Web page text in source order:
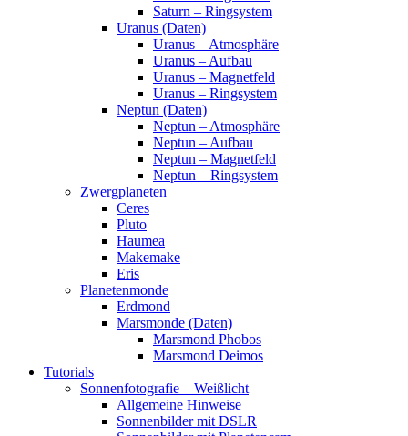
Saturn – Ringsystem
Uranus (Daten)
Uranus – Atmosphäre
Uranus – Aufbau
Uranus – Magnetfeld
Uranus – Ringsystem
Neptun (Daten)
Neptun – Atmosphäre
Neptun – Aufbau
Neptun – Magnetfeld
Neptun – Ringsystem
Zwergplaneten
Ceres
Pluto
Haumea
Makemake
Eris
Planetenmonde
Erdmond
Marsmonde (Daten)
Marsmond Phobos
Marsmond Deimos
Tutorials
Sonnenfotografie – Weißlicht
Allgemeine Hinweise
Sonnenbilder mit DSLR